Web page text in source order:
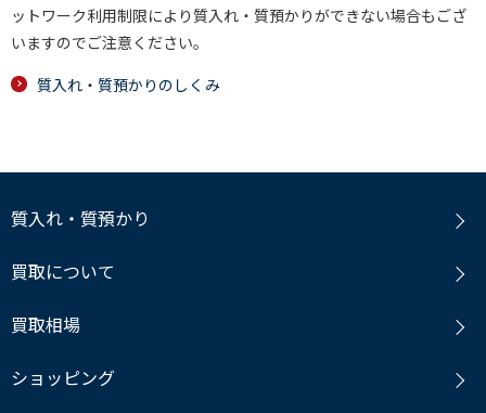
ットワーク利用制限により質入れ・質預かりができない場合もござ
いますのでご注意ください。
質入れ・質預かりのしくみ
質入れ・質預かり
買取について
買取相場
ショッピング